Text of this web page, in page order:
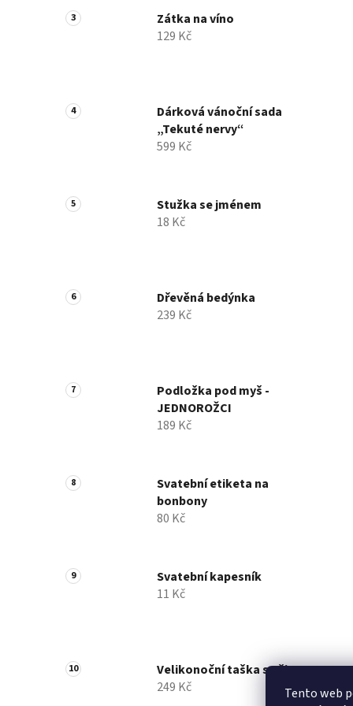
Tento web
Zátka na víno
129 Kč
Dárková vánoční sada
„Tekuté nervy“
599 Kč
Stužka se jménem
18 Kč
Dřevěná bedýnka
239 Kč
Podložka pod myš -
JEDNOROŽCI
189 Kč
Svatební etiketa na
bonbony
80 Kč
Svatební kapesník
11 Kč
Velikonoční taška s ušima
249 Kč